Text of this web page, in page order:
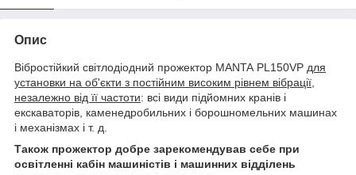
Опис
Вібростійкий світлодіодний прожектор MANTA PL150VP для
установки на об'єкти з постійним високим рівнем вібрації,
незалежно від її частоти: всі види підйомних кранів і
екскаваторів, каменедробильних і борошномельних машинах
і механізмах і т. д.
Також прожектор добре зарекомендував себе при
освітленні кабін машиністів і машинних відділень